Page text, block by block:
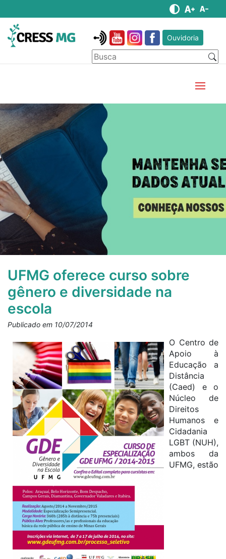
Ouvidoria
UFMG oferece curso sobre
gênero e diversidade na
escola
Publicado em 10/07/2014
O Centro de
Apoio à
Educação a
Distância
(Caed) e o
Núcleo de
Direitos
Humanos e
Cidadania
LGBT (NUH),
ambos da
UFMG, estão